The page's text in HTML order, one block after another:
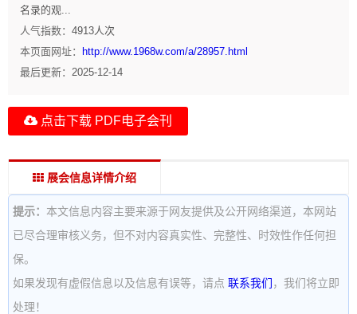
名录的观...
人气指数： 4913人次
本页面网址：
http://www.1968w.com/a/28957.html
最后更新： 2025-12-14
点击下载 PDF电子会刊
展会信息详情介绍
提示： 本文信息内容主要来源于网友提供及公开网络渠道，本网站
已尽合理审核义务，但不对内容真实性、完整性、时效性作任何担
保。
如果发现有虚假信息以及信息有误等，请点 联系我们 ，我们将立即
处理！